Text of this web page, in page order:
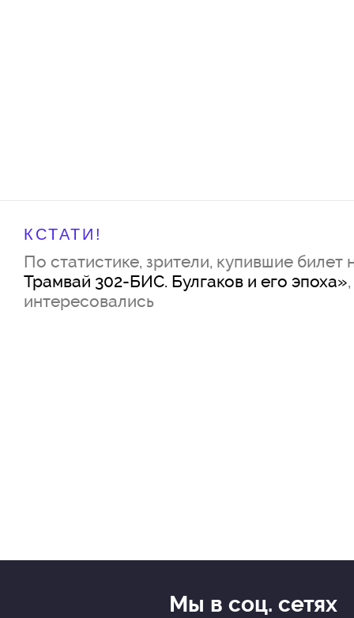
КСТАТИ!
По статистике, зрители, купившие билет
Трамвай 302-БИС. Булгаков и его эпоха»
интересовались
Мы в соц. сетях